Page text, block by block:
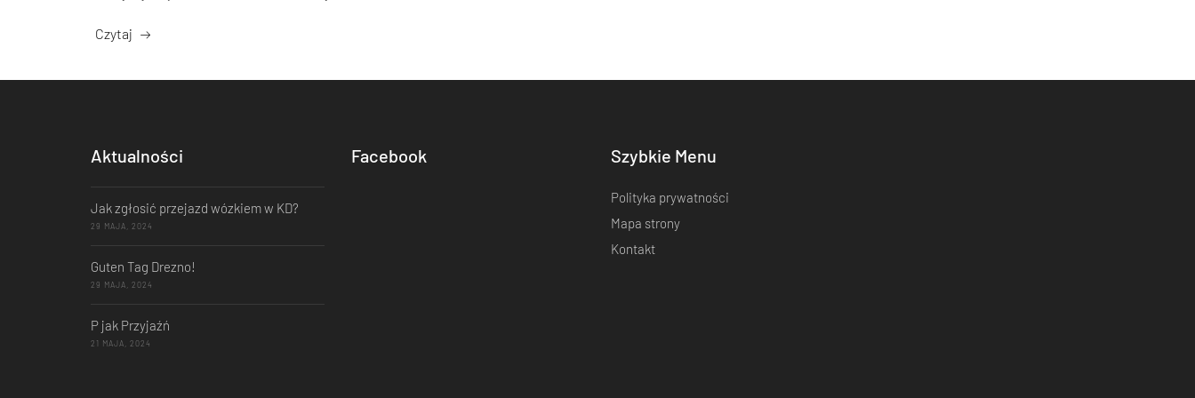
Czytaj
Aktualności
Jak zgłosić przejazd wózkiem w KD?
29 MAJA, 2024
Guten Tag Drezno!
29 MAJA, 2024
P jak Przyjaźń
21 MAJA, 2024
Facebook Szybkie Menu
Polityka prywatności
Mapa strony
Kontakt